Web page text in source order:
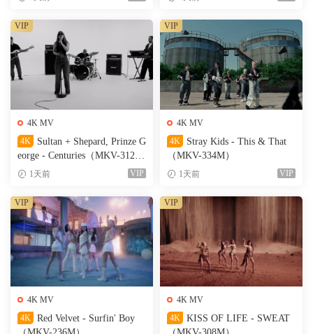
4K MV
4K
Sultan + Shepard, Prinze G
eorge - Centuries（MKV-312
M）1天前 VIP
VIP
4K MV
4K
Stray Kids - This & That
（MKV-334M）
1天前 VIP
VIP
4K MV
4K
Red Velvet - Surfin' Boy
VIP
4K MV
4K
KISS OF LIFE - SWEAT
VIP